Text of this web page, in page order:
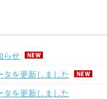
らせ
タを更新しました
タを更新しました